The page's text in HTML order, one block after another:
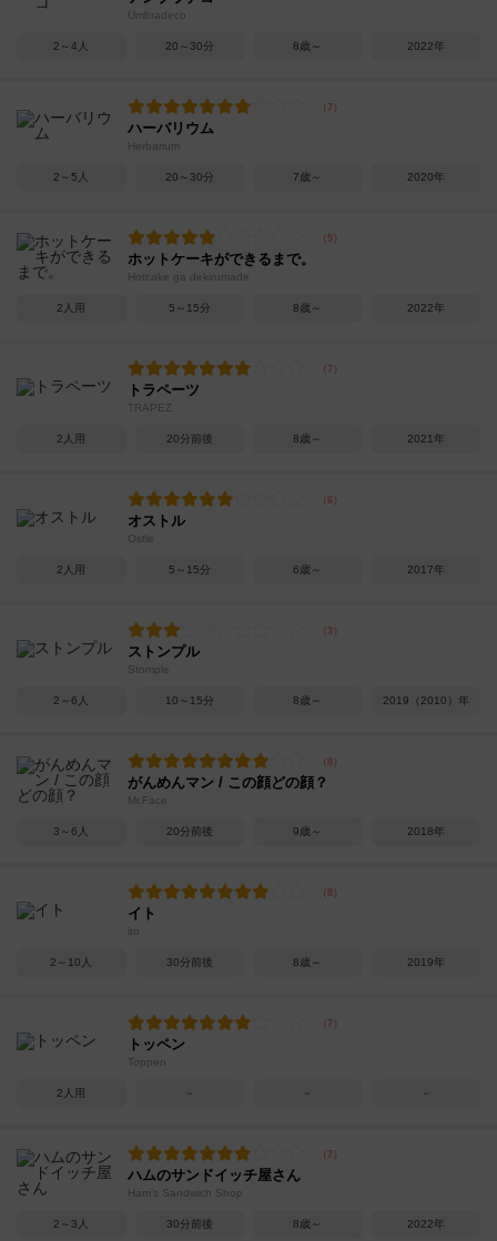
Umbradeco
2～4人 20～30分 8歳～ 2022年
ハーバリウム
Herbarium
2～5人 20～30分 7歳～ 2020年
ホットケーキができるまで。
Hotcake ga dekirumade
2人用 5～15分 8歳～ 2022年
トラペーツ
TRAPEZ
2人用 20分前後 8歳～ 2021年
オストル
Ostle
2人用 5～15分 6歳～ 2017年
ストンプル
Stomple
2～6人 10～15分 8歳～ 2019（2010）年
がんめんマン / この顔どの顔？
Mr.Face
3～6人 20分前後 9歳～ 2018年
イト
ito
2～10人 30分前後 8歳～ 2019年
トッペン
Toppen
2人用 － － －
ハムのサンドイッチ屋さん
Ham’s Sandwich Shop
2～3人 30分前後 8歳～ 2022年